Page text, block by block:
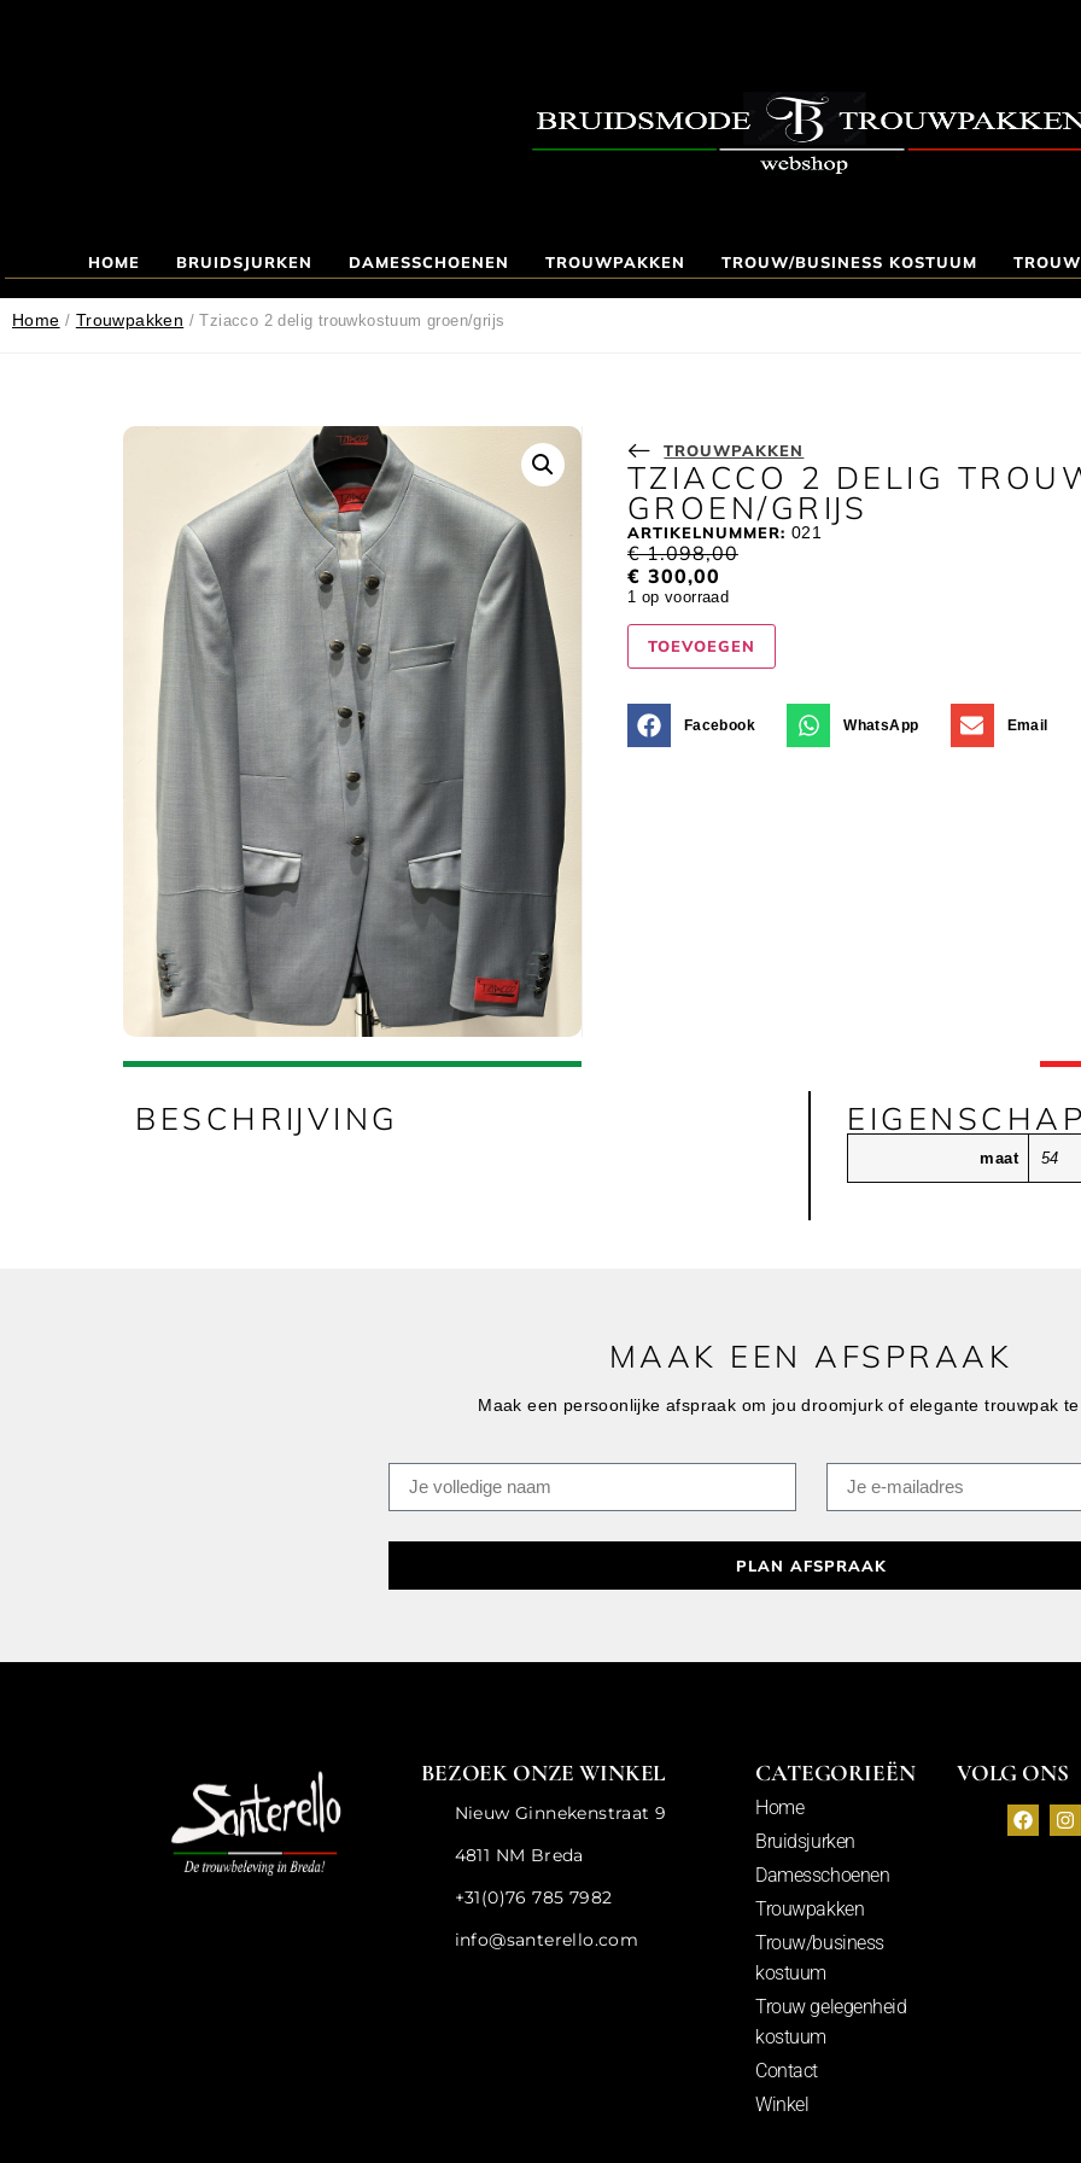
HOME BRUIDSJURKEN DAMESSCHOENEN TROUWPAKKEN TROUW/BUSINESS KOSTUUM
Home / Trouwpakken / Tziacco 2 delig trouwkostuum groen/grijs
TROUWPAKKEN
TZIACCO 2 DELIG
GROEN/GRIJS
ARTIKELNUMMER: 021
€1.098,00
€ 300,00
1 op voorraad
TOEVOEGEN
Facebook WhatsApp Email
BESCHRIJVING
maat 54
MAAK EEN AFSPRAAK
Maak een persoonlijke afspraak om jou droomjurk of elegante trouwpak
PLAN AFSPRAAK
BEZOEK ONZE WINKEL
Nieuw Ginnekenstraat 9
4811 NM Breda
+31(0)76 785 7982
info@santerello.com
CATEGORIEËN
Home
Bruidsjurken
Damesschoenen
Trouwpakken
Trouw/business
kostuum
Trouw gelegenheid
kostuum
Contact
Winkel
VOLG ONS